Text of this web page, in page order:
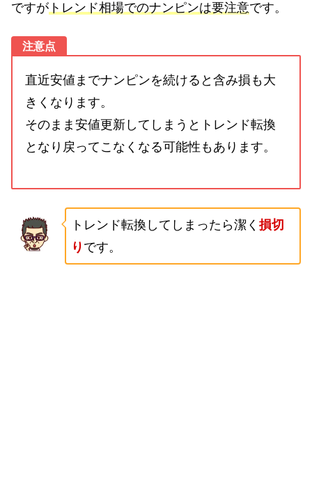
ですが トレンド相場でのナンピンは要注意です。
注意点
直近安値までナンピンを続けると含み損も大
きくなります。
そのまま安値更新してしまうとトレンド転換
となり戻ってこなくなる可能性もあります。
トレンド転換してしまったら潔く 損切
り です。